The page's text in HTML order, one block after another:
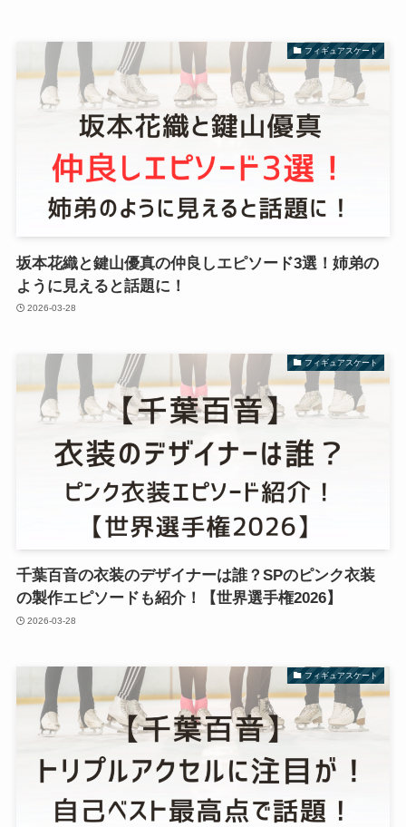
フィギュアスケート
坂本花織と鍵山優真の仲良しエピソード3選！姉弟の
ように見えると話題に！
2026-03-28
フィギュアスケート
千葉百音の衣装のデザイナーは誰？SPのピンク衣装
の製作エピソードも紹介！【世界選手権2026】
2026-03-28
フィギュアスケート